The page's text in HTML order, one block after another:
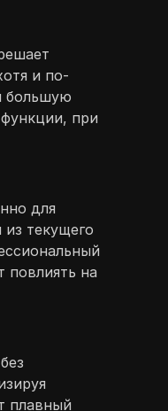
и по-
большую
при
для
текущего
повлиять на
плавный